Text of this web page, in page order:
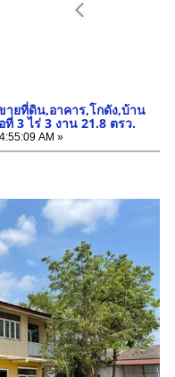
ายที่ดิน,อาคาร,โกดัง,บ้าน
ที่ 3 ไร่ 3 งาน 21.8 ตรว.
AM »